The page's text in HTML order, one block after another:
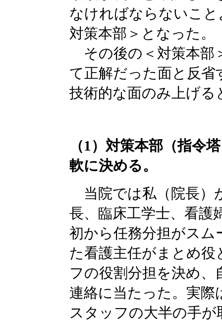
なければならないこ
対策本部＞となった。
その後の＜対策本部
て正解だった面と反
技術的な面のみ上げ
（1）対策本部（指令
軟に決める。
当院では私（院長）
長、臨床工学士、看護
初から任務分担がスム
た看護主任がまとめ
フの役割分担を決め
連絡に当たった。実
スタッフの大半の手